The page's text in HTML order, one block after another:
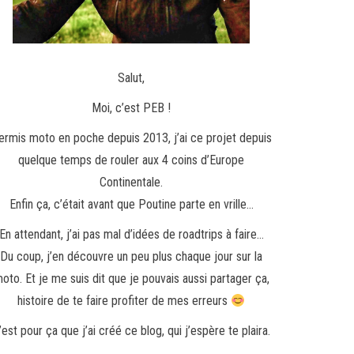
Salut,
Moi, c’est PEB !
moto en poche depuis 2013, j’ai ce projet depuis
quelque temps de rouler aux 4 coins d’Europe
Continentale.
Enfin ça, c’était avant que Poutine parte en vrille…
En attendant, j’ai pas mal d’idées de roadtrips à faire…
Du coup, j’en découvre un peu plus chaque jour sur la
Et je me suis dit que je pouvais aussi partager ça,
histoire de te faire profiter de mes erreurs
pour ça que j’ai créé ce blog, qui j’espère te plaira.